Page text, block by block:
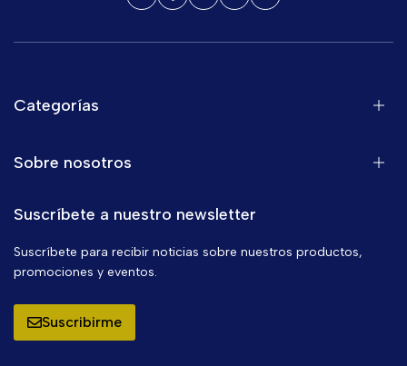
Categorías
Sobre nosotros
Suscríbete a nuestro newsletter
Suscríbete para recibir noticias sobre nuestros productos,
promociones y eventos.
Suscribirme